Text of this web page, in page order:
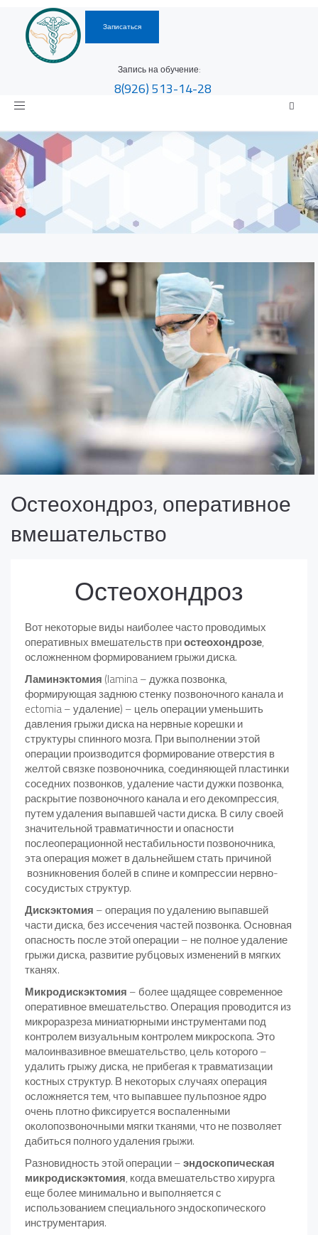
Записаться
Запись на обучение:
8(926)513-14-28
Toggle
Остеохондроз, оперативное
вмешательство
Остеохондроз
Вот некоторые виды наиболее часто проводимых
оперативных вмешательств приостеохондрозе,
осложненном формированием грыжи диска.
Ламинэктомия (lamina – дужка позвонка,
формирующая заднюю стенку позвоночного канала и
ectomia – удаление) – цель операции уменьшить
давления грыжи диска на нервные корешки и
структуры спинного мозга. При выполнении этой
операции производится формирование отверстия в
желтой связке позвоночника, соединяющей пластинки
соседних позвонков, удаление части дужки позвонка,
раскрытие позвоночного канала и его декомпрессия,
путем удаления выпавшей части диска. В силу своей
значительной травматичности и опасности
послеоперационной нестабильности позвоночника,
эта операция может в дальнейшем стать причиной
возникновения болей в спине и компрессии нервно-
сосудистых структур.
Дискэктомия – операция по удалению выпавшей
части диска, без иссечения частей позвонка. Основная
опасность после этой операции – не полное удаление
грыжи диска, развитие рубцовых изменений в мягких
тканях.
Микродискэктомия – более щадящее современное
оперативное вмешательство. Операция проводится из
микроразреза миниатюрными инструментами под
контролем визуальным контролем микроскопа. Это
малоинвазивное вмешательство, цель которого –
удалить грыжу диска, не прибегая к травматизации
костных структур. В некоторых случаях операция
осложняется тем, что выпавшее пульпозное ядро
очень плотно фиксируется воспаленными
околопозвоночными мягки тканями, что не позволяет
дабиться полного удаления грыжи.
Разновидность этой операции –эндоскопическая
микродискэктомия, когда вмешательство хирурга
еще более минимально и выполняется с
использованием специального эндоскопического
инструментария.